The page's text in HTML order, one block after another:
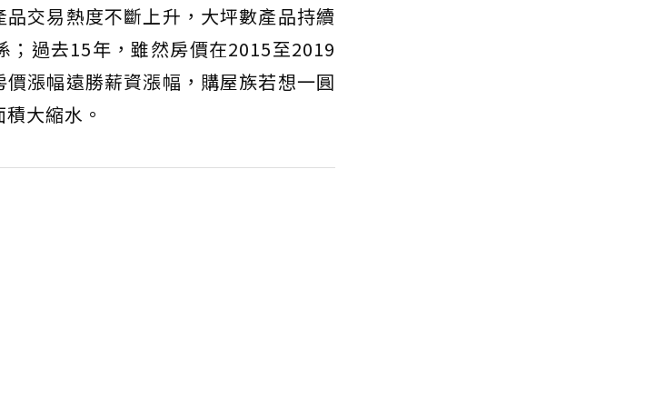
交易熱度不斷上升，大坪數產品持續
過去15年，雖然房價在2015至2019
漲幅遠勝薪資漲幅，購屋族若想一圓
大縮水。